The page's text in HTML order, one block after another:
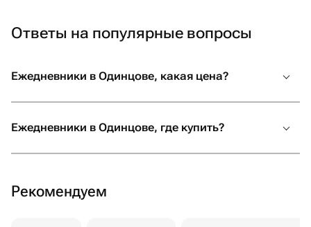
Ответы на популярные вопросы
Ежедневники в Одинцове, какая цена?
Ежедневники в Одинцове, где купить?
Рекомендуем